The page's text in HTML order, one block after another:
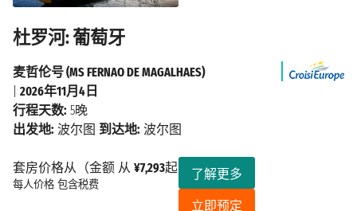
杜罗河: 葡萄牙
套房价格从（金额 从 ¥7,293起
每人价格 包含税费
了解更多
立即预定
麦哲伦号 (MS FERNAO DE MAGALHAES)
2026年11月4日
行程天数: 5晚
出发地: 波尔图 到达地: 波尔图